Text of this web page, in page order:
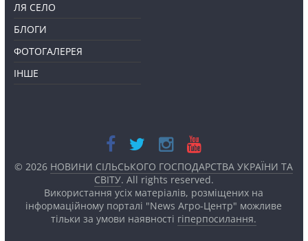
ЛЯ СЕЛО
БЛОГИ
ФОТОГАЛЕРЕЯ
ІНШЕ
© 2026 НОВИНИ СІЛЬСЬКОГО ГОСПОДАРСТВА УКРАЇНИ ТА
СВІТУ. All rights reserved.
Використання усіх матеріалів, розміщених на
інформаційному порталі "News Агро-Центр" можливе
тільки за умови наявності гіперпосилання.